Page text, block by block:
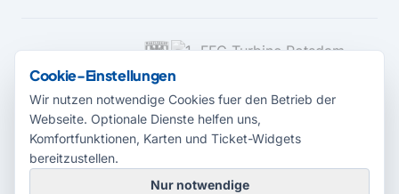
MEDIENPARTNER
Cookie-Einstellungen
Wir nutzen notwendige Cookies fuer den Betrieb der
Webseite. Optionale Dienste helfen uns,
Komfortfunktionen, Karten und Ticket-Widgets
bereitzustellen.
Nur notwendige